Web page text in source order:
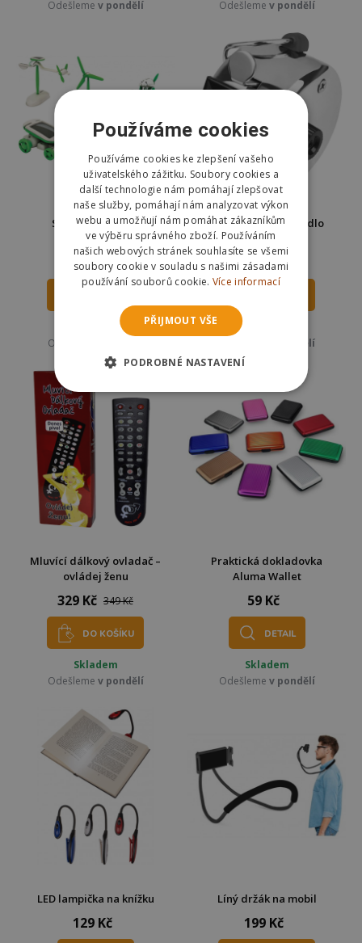
Odešleme v pondělí Odešleme v pondělí
Solární robot 6v1
144 Kč 196 Kč
Odešleme
Clicker ruční počítadlo
Malatec 23454
75 Kč
v pondělí
Mluvící dálkový ovladač –
ovládej ženu
329 Kč 349 Kč
DO KOŠÍKU
Skladem
Odešleme v pondělí
Praktická dokladovka
Aluma Wallet
59 Kč
DETAIL
Skladem
Odešleme v pondělí
LED lampička na knížku
129 Kč
Líný držák na mobil
199 Kč
Používáme cookies
Používáme cookies ke zlepšení vašeho
uživatelského zážitku. Soubory cookies a
další technologie nám pomáhají zlepšovat
naše služby, pomáhají nám analyzovat výkon
webu a umožňují nám pomáhat zákazníkům
ve výběru správného zboží. Používáním
našich webových stránek souhlasíte se všemi
soubory cookie v souladu s našimi zásadami
používání souborů cookie. Více informací
PŘIJMOUT VŠE
PODROBNÉ NASTAVENÍ